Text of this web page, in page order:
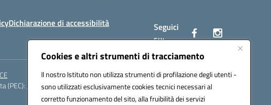
Cookies e altri strumenti di tracciamento
Il nostro Istituto non utilizza strumenti di profilazione degli utenti -
sono utilizzati esclusivamente cookies tecnici necessari al
corretto funzionamento del sito, alla fruibilità dei servizi
Dichiarazione di accessibilità
Seguici
su:
(PEC):
CEIC8BC00Q@pec.istruzione.it